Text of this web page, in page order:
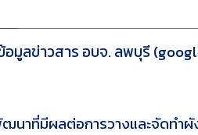
มูลข่าวสาร อบจ. ลพบุรี
นาที่มีผลต่อการวางและจัดทำ